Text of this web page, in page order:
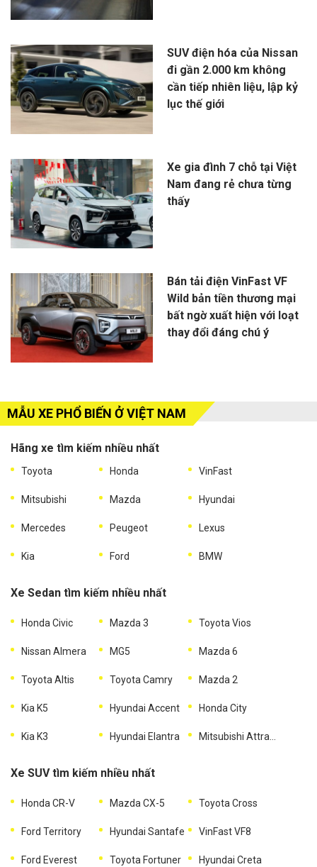
SUV điện hóa của Nissan
đi gần 2.000 km không
cần tiếp nhiên liệu, lập kỷ
lục thế giới
Xe gia đình 7 chỗ tại Việt
Nam đang rẻ chưa từng
thấy
Bán tải điện VinFast VF
Wild bản tiền thương mại
bất ngờ xuất hiện với loạt
thay đổi đáng chú ý
MẪU XE PHỔ BIẾN Ở VIỆT NAM
Hãng xe tìm kiếm nhiều nhất
Toyota Honda VinFast
Mitsubishi Mazda Hyundai
Mercedes Peugeot Lexus
Kia Ford BMW
Xe Sedan tìm kiếm nhiều nhất
Honda Civic Mazda 3 Toyota Vios
Nissan Almera MG5 Mazda 6
Toyota Altis Toyota Camry Mazda 2
Kia K5 Hyundai Accent Honda City
Kia K3 Hyundai Elantra
Xe SUV tìm kiếm nhiều nhất
Honda CR-V Mazda CX-5 Toyota Cross
Ford Territory Hyundai Santafe VinFast VF8
Ford Everest Toyota Fortuner Hyundai Creta